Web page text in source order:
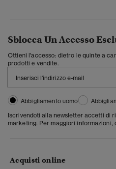
Sblocca Un Accesso
Ottieni l'accesso: dietro le quinte a
prodotti e vendite.
Abbigliamento uomo
Iscrivendoti alla newsletter accetti di
marketing. Per maggiori informazioni,
Acquisti online